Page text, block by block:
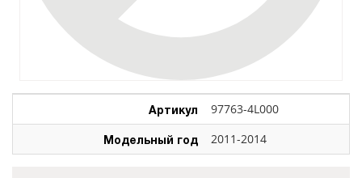
Артикул 97763-4L000
Модельный год 2011-2014